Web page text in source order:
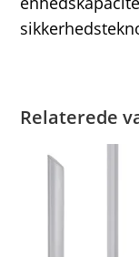
Relaterede